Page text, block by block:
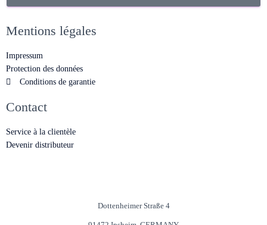
Mentions légales
Impressum
Protection des données
Conditions de garantie
Contact
Service à la clientèle
Devenir distributeur
Dottenheimer Straße 4